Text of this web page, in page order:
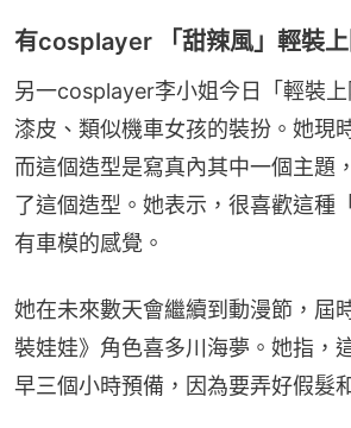
有cosplayer 「甜辣風」輕裝
另一cosplayer李小姐今日「輕裝
漆皮、類似機車女孩的裝扮。她現
而這個造型是寫真內其中一個主題
了這個造型。她表示，很喜歡這種
有車模的感覺。
她在未來數天會繼續到動漫節，屆
裝娃娃》角色喜多川海夢。她指，
早三個小時預備，因為要弄好假髮